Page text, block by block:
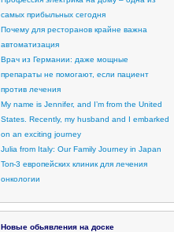
самых прибыльных сегодня
Почему для ресторанов крайне важна
автоматизация
Врач из Германии: даже мощные
препараты не помогают, если пациент
против лечения
My name is Jennifer, and I’m from the United
States. Recently, my husband and I embarked
on an exciting journey
Julia from Italy: Our Family Journey in Japan
Топ-3 европейских клиник для лечения
онкологии
Новые обьявления на доске